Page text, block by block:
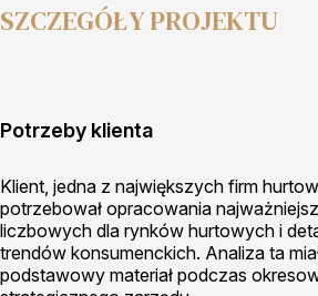
SZCZEGÓŁY PROJEKTU
Potrzeby klienta
Klient, jedna z największych firm
potrzebował opracowania
liczbowych dla rynków hurtowych i
trendów konsumenckich. Analiza ta
podstawowy materiał podczas